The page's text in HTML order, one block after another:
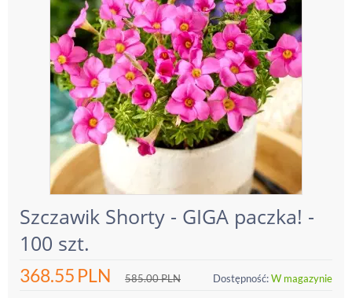
Szczawik Shorty - GIGA paczka! -
100 szt.
368.55 PLN 585.00PLN Dostępność:W magazynie